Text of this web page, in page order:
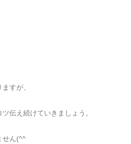
すが、
伝え続けていきましょう。
せん(^^